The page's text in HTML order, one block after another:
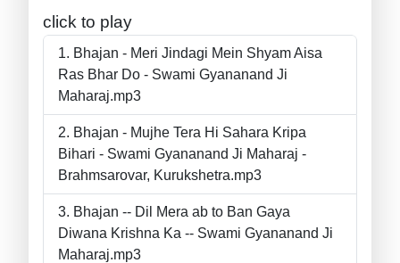
click to play
Bhajan - Meri Jindagi Mein Shyam Aisa
Ras Bhar Do - Swami Gyananand Ji
Maharaj.mp3
Bhajan - Mujhe Tera Hi Sahara Kripa
Bihari - Swami Gyananand Ji Maharaj -
Brahmsarovar, Kurukshetra.mp3
Bhajan -- Dil Mera ab to Ban Gaya
Diwana Krishna Ka -- Swami Gyananand Ji
Maharaj.mp3